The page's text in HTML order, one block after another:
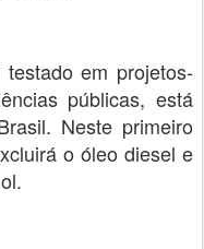
em projetos-
públicas, está
Neste primeiro
o óleo diesel e